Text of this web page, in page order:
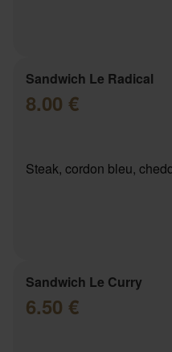
Sandwich Le Radical
8.00 €
Steak, cordon bleu,
Sandwich Le Curry
6.50 €